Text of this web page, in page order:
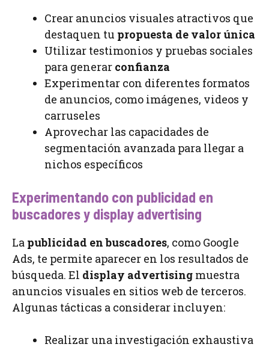
Crear anuncios visuales atractivos que
destaquen tu propuesta de valor única
Utilizar testimonios y pruebas sociales
para generar confianza
Experimentar con diferentes formatos
de anuncios, como imágenes, videos y
carruseles
Aprovechar las capacidades de
segmentación avanzada para llegar a
nichos específicos
Experimentando con publicidad en
buscadores y display advertising
La publicidad en buscadores, como Google
Ads, te permite aparecer en los resultados de
búsqueda. El display advertising muestra
anuncios visuales en sitios web de terceros.
Algunas tácticas a considerar incluyen:
Realizar una investigación exhaustiva